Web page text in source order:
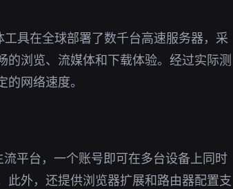
具在全球部署了数千台高速服务器，采
浏览、流媒体和下载体验。经过实际测
网络速度。
平台，一个账号即可在多台设备上同时
外，还提供浏览器扩展和路由器配置支